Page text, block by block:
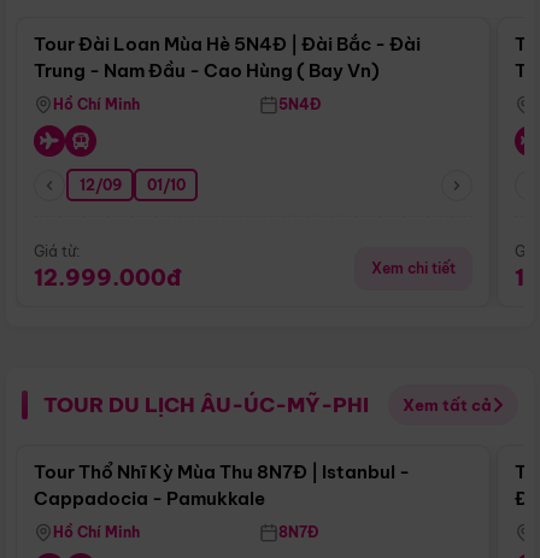
Tour Đài Loan Mùa Hè 5N4Đ | Đài Bắc - Đài
Trung - Nam Đầu - Cao Hùng ( Bay Vn)
Hồ Chí Minh 5N4Đ
12/09 01/10
Giá từ:
12.999.000đ Xem chi tiết
TOUR DU LỊCH ÂU-ÚC-MỸ-PHI Xem tất cả
Điểm nổi bật
Tour Thổ Nhĩ Kỳ Mùa Thu 8N7Đ | Istanbul -
Cappadocia - Pamukkale
Hồ Chí Minh 8N7Đ